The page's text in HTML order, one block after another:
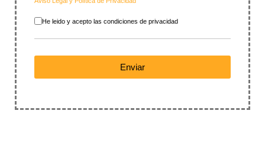
Aceptación política de privacidad
He leido y acepto las condiciones de privacidad
Enviar